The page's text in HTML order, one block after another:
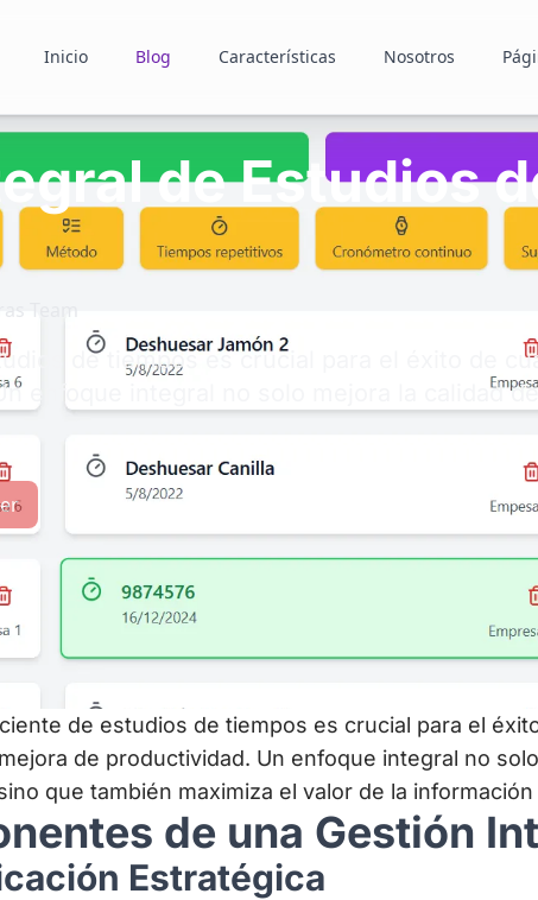
Inicio Blog Características Nosotros
de Estudios
Team
de tiempos es crucial para el éxito de
enfoque integral no solo mejora la calidad
de estudios de tiempos es crucial para el
de productividad. Un enfoque integral no
que también maximiza el valor de la
de una Gestión
Estratégica